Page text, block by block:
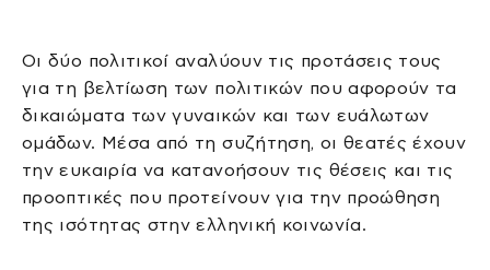
Οι δύο πολιτικοί αναλύουν τις προτάσεις τους
για τη βελτίωση των πολιτικών που αφορούν τα
δικαιώματα των γυναικών και των ευάλωτων
ομάδων. Μέσα από τη συζήτηση, οι θεατές έχουν
την ευκαιρία να κατανοήσουν τις θέσεις και τις
προοπτικές που προτείνουν για την προώθηση
της ισότητας στην ελληνική κοινωνία.